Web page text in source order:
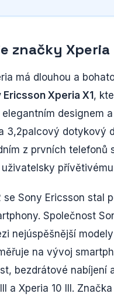
značky Xperia
má dlouhou a
Ericsson Xperia X1 ,
designem
3,2palcový dotykový
z prvních telefonů
se Sony Ericsson stal
Společnost
nejúspěšnější
na vývoj
bezdrátové nabíjení
III a Xperia 10 III.